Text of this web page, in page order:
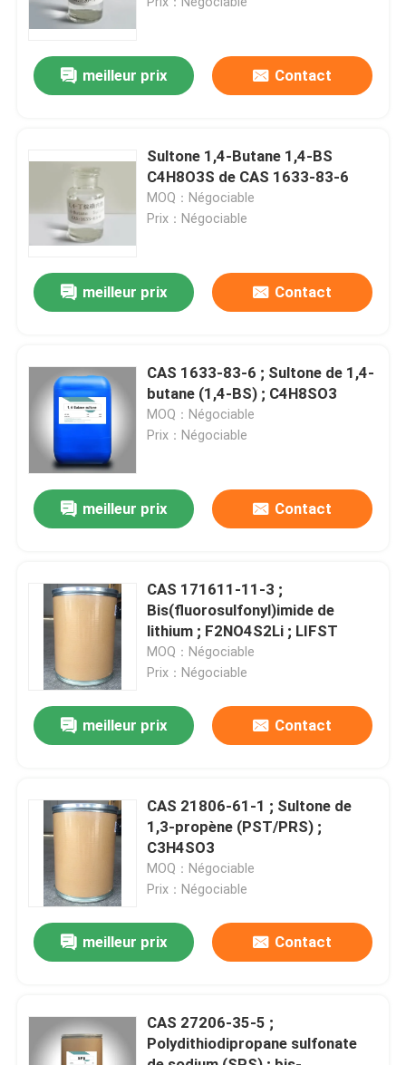
Produits
Vidéos
À propos de nous
Contrôle de qualité
Nous contacter
Nouvelles
Produits chimiques de zingage
meilleur prix Contact
Sultone 1,4-Butane 1,4-BS
C4H8O3S de CAS 1633-83-6
MOQ：Négociable
Prix：Négociable
meilleur prix Contact
CAS 1633-83-6 ; Sultone de 1,4-
butane (1,4-BS) ; C4H8SO3
MOQ：Négociable
Prix：Négociable
meilleur prix Contact
CAS 171611-11-3 ;
Bis(fluorosulfonyl)imide de
lithium ; F2NO4S2Li ; LIFST
MOQ：Négociable
Prix：Négociable
meilleur prix Contact
CAS 21806-61-1 ; Sultone de
1,3-propène (PST/PRS) ;
C3H4SO3
MOQ：Négociable
Prix：Négociable
meilleur prix Contact
CAS 27206-35-5 ;
Polydithiodipropane sulfonate